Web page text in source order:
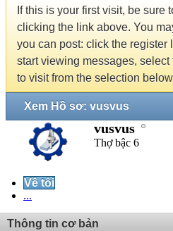
If this is your first visit, be sure
clicking the link above. You
you can post: click the register
start viewing messages,
to visit from the selection
Xem Hồ sơ: vusvus
vusvus
Thợ bậc 6
Về tôi
...
Thông tin cơ bản